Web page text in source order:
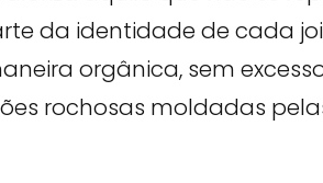
da identidade de cada
orgânica, sem
rochosas moldadas